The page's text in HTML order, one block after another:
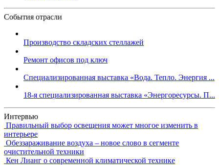
События отрасли
Производство складских стеллажей
Ремонт офисов под ключ
Специализированная выставка «Вода. Тепло. Энергия ...
18-я специализированная выставка «Энергоресурсы. П...
Интервью
Правильный выбор освещения может многое изменить в
интерьере
Обеззараживание воздуха – новое слово в сегменте
очистительной техники
Кен Лианг о современной климатической технике